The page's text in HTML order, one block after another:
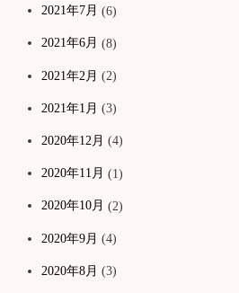
2021年7月 (6)
2021年6月 (8)
2021年2月 (2)
2021年1月 (3)
2020年12月 (4)
2020年11月 (1)
2020年10月 (2)
2020年9月 (4)
2020年8月 (3)